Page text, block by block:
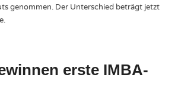
genommen. Der Unterschied beträgt jetzt
erste IMBA-